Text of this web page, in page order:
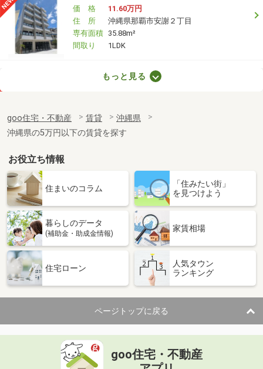
価 格
11.60万円
住 所
沖縄県那覇市安謝２丁目
専有面積 35.88m²
間取り
1LDK
専有面積
25.2m²
間取り
1K
沖縄県那覇市安謝２丁目
価 格
11.60万円
沖縄県那覇市安謝２丁目
専有面積 35.88m²
間取り
沖縄県那覇市安謝２丁目
11.50万円
住 所
沖縄県那覇市安謝２丁目
専有面積 35.88m²
間取り
1LDK
沖縄県島尻郡南風原町字照屋
価 格
もっと見る
goo住宅・不動産 賃貸
沖縄県
沖縄県の5万円以下の賃貸を探す
お役立ち情報
住まいのコラム
「住みたい街」
を見つけよう
暮らしのデータ
(補助金・助成金情報)
家賃相場
住宅ローン
人気タウン
ランキング
ページトップに戻る
goo住宅・不動産